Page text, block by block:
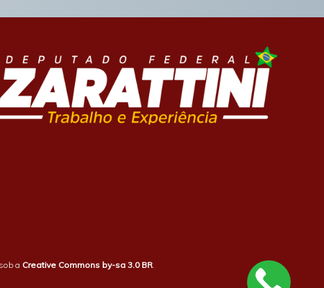
a Creative Commons by-sa 3.0 BR.